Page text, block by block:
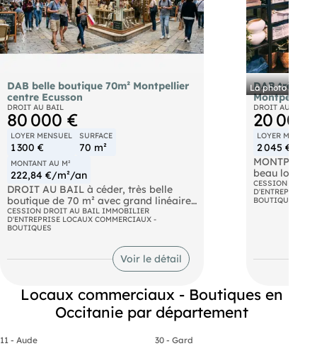
DAB belle boutique 70m² Montpellier
centre Ecusson
DROIT AU BAIL
80 000 €
LOYER MENSUEL
1 300 €
SURFACE
70 m²
MONTANT AU M²
222,84 €/m²/an
DROIT AU BAIL à céder, très belle
boutique de 70 m² avec grand linéaire
vitrine de plus de 5 mètres, située sur
un emplacement stratégique et bien
connu du centre-ville piéton de
Montpellier (Écusson). Caractéristiques
du local : • Surface : environ 70 m² en
rez-de-chaussée commercial • Linéaire
visibilité • Idéal pour toutes activités
ne nécessitant pas d'extraction • Loyer
annuel : 15.600 € (soit environ 1.300
€/mois) • Bail commercial en cours —
conditions détaillées sur demande Prix
CESSION DROIT AU BAIL IMMOBILIER
D'ENTREPRISE LOCAUX COMMERCIAUX -
BOUTIQUES
Voir le détail
La photo
DAB très
Montpellier
DROIT AU BAIL
20 000
LOYER
2 045 €
beau local
ancien
institut de
commerces
taxe + Tva
CESSION
D'ENTREPRISE
BOUTIQUES
Locaux commerciaux - Boutiques en
Occitanie par département
11 - Aude
30 - Gard